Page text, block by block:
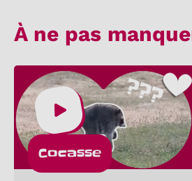
À ne pas
Cocasse